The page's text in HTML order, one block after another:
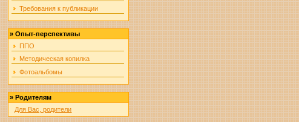
Требования к публикации
»Опыт-перспективы
ППО
Методическая копилка
Фотоальбомы
»Родителям
Для Вас, родители